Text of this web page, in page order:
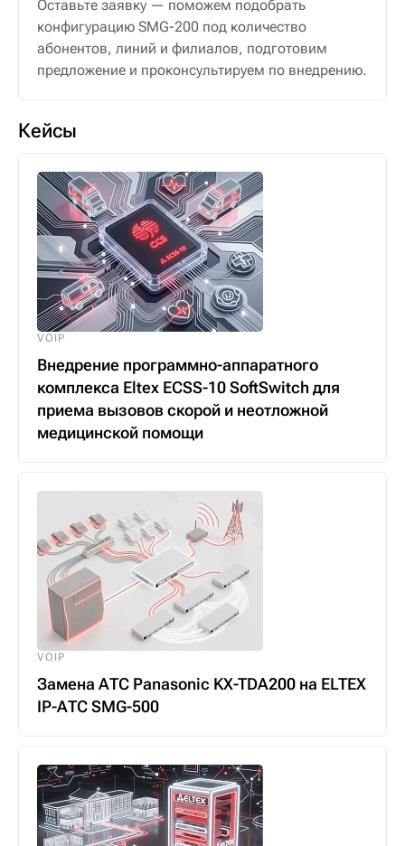
Оставьте заявку — поможем подобрать
конфигурацию SMG-200 под количество
абонентов, линий и филиалов, подготовим
предложение и проконсультируем по внедрению.
Кейсы
VOIP
Внедрение программно-аппаратного
комплекса Eltex ECSS-10 SoftSwitch для
приема вызовов скорой и неотложной
медицинской помощи
VOIP
Замена АТС Panasonic KX-TDA200 на ELTEX
IP-АТС SMG-500